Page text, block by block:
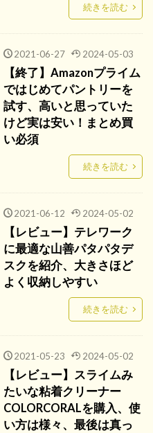
続きを読む
2021-06-27 2024-05-03
【終了】Amazonプライム
ではじめてパントリーを
試す、高いと思っていた
けど実は安い！まとめ買
い必須
続きを読む
2021-06-12 2024-05-02
【レビュー】テレワーク
に最適な山善パタパタデ
スクを紹介、大きさほど
よく収納しやすい
続きを読む
2021-05-23 2024-05-02
【レビュー】スライムみ
たいな粘着クリーナー
COLORCORALを購入、使
い方は様々、最後は真っ